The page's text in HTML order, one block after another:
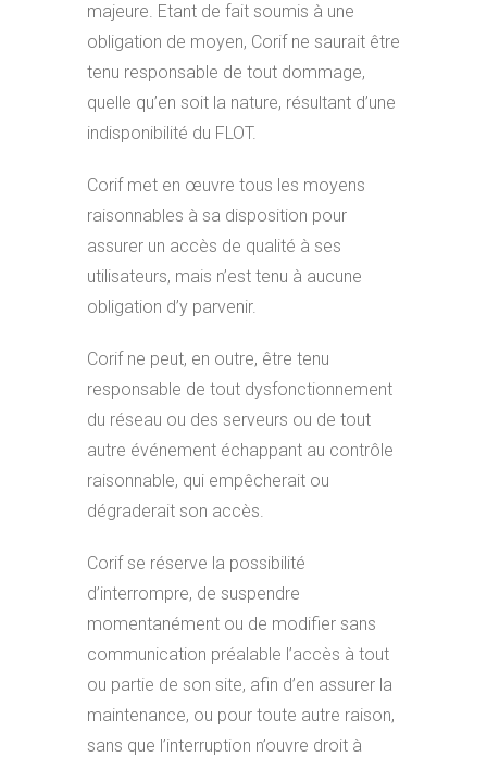
majeure. Etant de fait soumis à une
obligation de moyen, Corif ne saurait être
tenu responsable de tout dommage,
quelle qu’en soit la nature, résultant d’une
indisponibilité du FLOT.
Corif met en œuvre tous les moyens
raisonnables à sa disposition pour
assurer un accès de qualité à ses
utilisateurs, mais n’est tenu à aucune
obligation d’y parvenir.
Corif ne peut, en outre, être tenu
responsable de tout dysfonctionnement
du réseau ou des serveurs ou de tout
autre événement échappant au contrôle
raisonnable, qui empêcherait ou
dégraderait son accès.
Corif se réserve la possibilité
d’interrompre, de suspendre
momentanément ou de modifier sans
communication préalable l’accès à tout
ou partie de son site, afin d’en assurer la
maintenance, ou pour toute autre raison,
sans que l’interruption n’ouvre droit à